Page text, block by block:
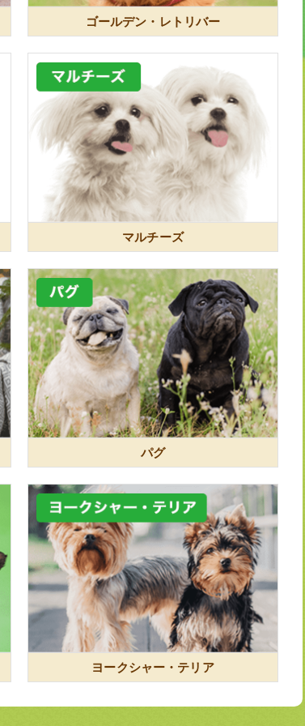
ゴールデン・レトリバー
マルチーズ
パグ
ヨークシャー・テリア